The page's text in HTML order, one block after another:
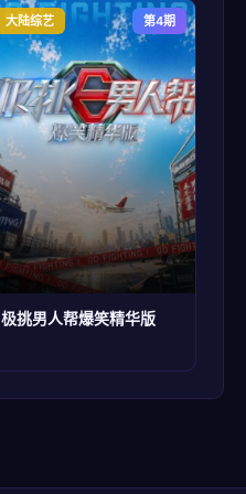
大陆综艺 第4期
极挑男人帮爆笑精华版